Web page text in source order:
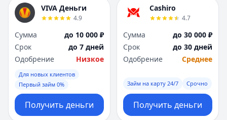
VIVA Деньги
4.9
Сумма
до 10 000 ₽
Срок
до 7 дней
Одобрение
Низкое
Для новых клиентов
Первый займ 0%
Получить деньги
Cashiro
4.7
Сумма
до 30 000 ₽
Срок
до 30 дней
Одобрение
Среднее
Займ на карту 24/7 Срочно
Получить деньги